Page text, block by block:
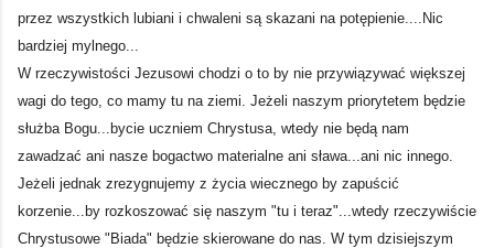
przez wszystkich lubiani i chwaleni są skazani na potępienie....Nic
bardziej mylnego...
W rzeczywistości Jezusowi chodzi o to by nie przywiązywać większej
wagi do tego, co mamy tu na ziemi. Jeżeli naszym priorytetem będzie
służba Bogu...bycie uczniem Chrystusa, wtedy nie będą nam
zawadzać ani nasze bogactwo materialne ani sława...ani nic innego.
Jeżeli jednak zrezygnujemy z życia wiecznego by zapuścić
korzenie...by rozkoszować się naszym "tu i teraz"...wtedy rzeczywiście
Chrystusowe "Biada" będzie skierowane do nas. W tym dzisiejszym